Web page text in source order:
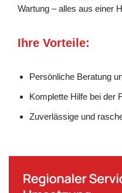
Wartung – alles aus einer
Ihre Vorteile:
Persönliche Beratung
Komplette Hilfe bei der
Zuverlässige und